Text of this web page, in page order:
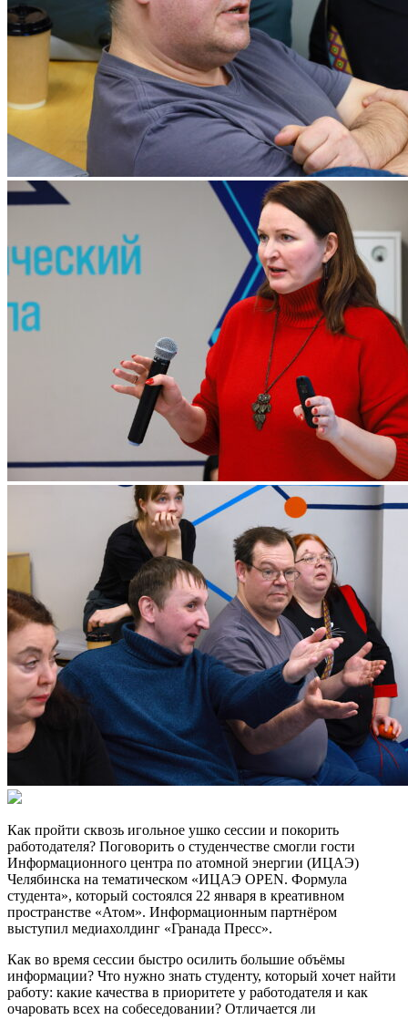
Как пройти сквозь игольное ушко сессии и покорить
работодателя? Поговорить о студенчестве смогли гости
Информационного центра по атомной энергии (ИЦАЭ)
Челябинска на тематическом «ИЦАЭ OPEN. Формула
студента», который состоялся 22 января в креативном
пространстве «Атом». Информационным партнёром
выступил медиахолдинг «Гранада Пресс».
Как во время сессии быстро осилить большие объёмы
информации? Что нужно знать студенту, который хочет найти
работу: какие качества в приоритете у работодателя и как
очаровать всех на собеседовании? Отличается ли